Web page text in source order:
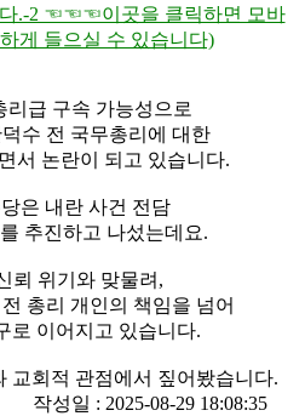
다.-2 ☜☜☜이곳을 클릭하면 모바
게 들으실 수 있습니다)
리급 구속 가능성으로
수 전 국무총리에 대한
서 논란이 되고 있습니다.
은 내란 사건 전담
추진하고 나섰는데요.
뢰 위기와 맞물려,
총리 개인의 책임을 넘어
로 이어지고 있습니다.
교회적 관점에서 짚어봤습니다.
작성일 : 2025-08-29 18:08:35